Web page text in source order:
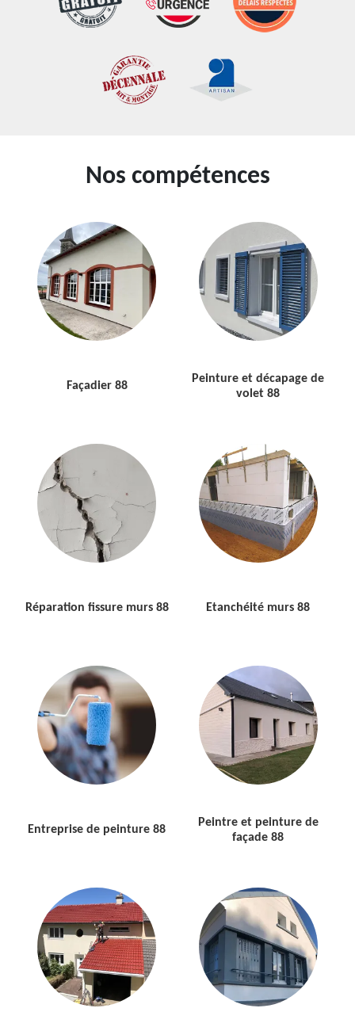
Nos compétences
Façadier 88
Peinture et décapage de
volet 88
Réparation fissure murs 88 Etanchéité murs 88
Entreprise de peinture 88
Peintre et peinture de
façade 88